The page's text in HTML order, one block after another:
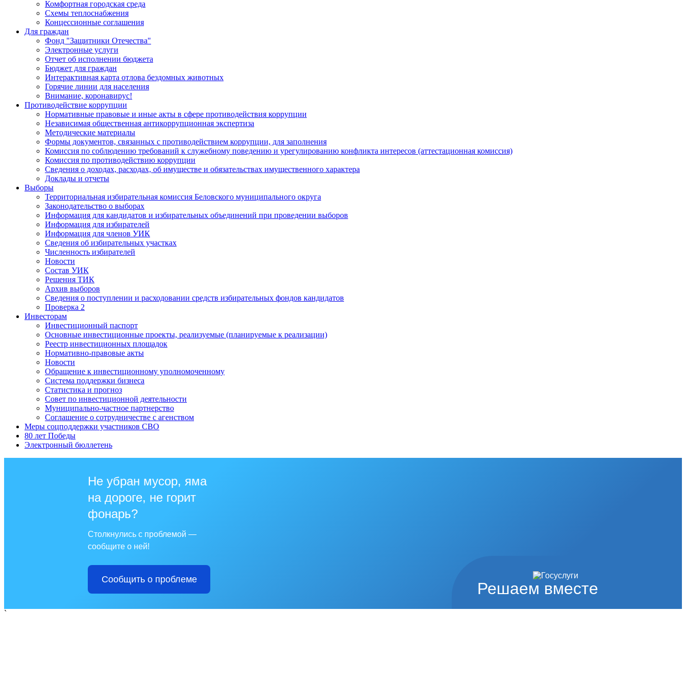
Комфортная городская среда
Схемы теплоснабжения
Концессионные соглашения
Для граждан
Фонд "Защитники Отечества"
Электронные услуги
Отчет об исполнении бюджета
Бюджет для граждан
Интерактивная карта отлова бездомных животных
Горячие линии для населения
Внимание, коронавирус!
Противодействие коррупции
Нормативные правовые и иные акты в сфере противодействия коррупции
Независимая общественная антикоррупционная экспертиза
Методические материалы
Формы документов, связанных с противодействием коррупции, для заполнения
Комиссия по соблюдению требований к служебному поведению и урегулированию конфликта интересов (аттестационная комиссия)
Комиссия по противодействию коррупции
Сведения о доходах, расходах, об имуществе и обязательствах имущественного характера
Доклады и отчеты
Выборы
Территориальная избирательная комиссия Беловского муниципального округа
Законодательство о выборах
Информация для кандидатов и избирательных объединений при проведении выборов
Информация для избирателей
Информация для членов УИК
Сведения об избирательных участках
Численность избирателей
Новости
Состав УИК
Решения ТИК
Архив выборов
Сведения о поступлении и расходовании средств избирательных фондов кандидатов
Проверка 2
Инвесторам
Инвестиционный паспорт
Основные инвестиционные проекты, реализуемые (планируемые к реализации)
Реестр инвестиционных площадок
Нормативно-правовые акты
Новости
Обращение к инвестиционному уполномоченному
Система поддержки бизнеса
Статистика и прогноз
Совет по инвестиционной деятельности
Муниципально-частное партнерство
Соглашение о сотрудничестве с агенством
Меры соцподдержки участников СВО
80 лет Победы
Электронный бюллетень
Решаем вместе
Не убран мусор, яма
на дороге, не горит
фонарь?
Столкнулись с проблемой —
сообщите о ней!
Сообщить о проблеме
`